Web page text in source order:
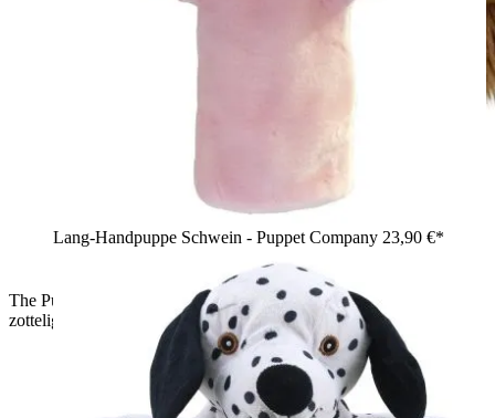
The Puppet Company Baby-Handpuppe Hochlandrind,
zottelige braune Kuh-Handpuppe mit Hörnern, Rückansicht
Lang-Handpuppe Schwein - Puppet Company 23,90 €*